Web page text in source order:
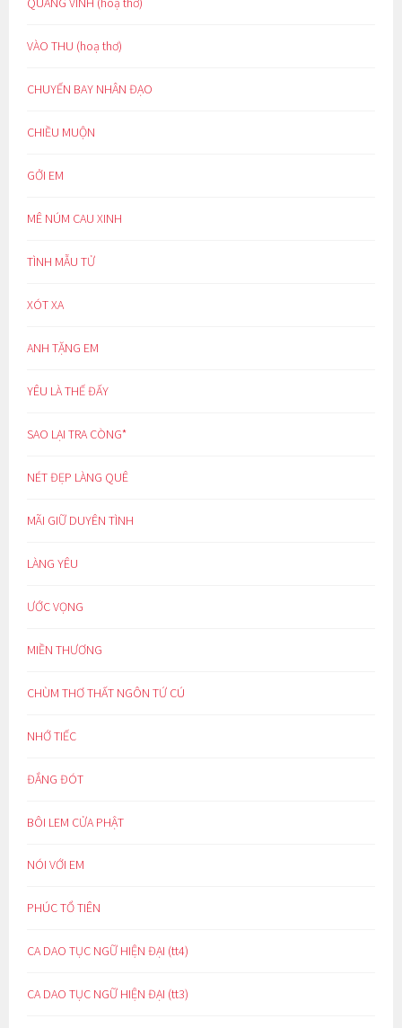
VÀO THU (hoạ thơ)
CHUYẾN BAY NHÂN ĐẠO
CHIỀU MUỘN
GỞI EM
MÊ NÚM CAU XINH
TÌNH MẪU TỬ
XÓT XA
ANH TẶNG EM
YÊU LÀ THẾ ĐẤY
SAO LẠI TRA CÒNG*
NÉT ĐẸP LÀNG QUÊ
MÃI GIỮ DUYÊN TÌNH
LÀNG YÊU
ƯỚC VỌNG
MIỀN THƯƠNG
CHÙM THƠ THẤT NGÔN TỨ CÚ
NHỚ TIẾC
ĐẮNG ĐÓT
BÔI LEM CỬA PHẬT
NÓI VỚI EM
PHÚC TỔ TIÊN
CA DAO TỤC NGỮ HIỆN ĐẠI (tt4)
CA DAO TỤC NGỮ HIỆN ĐẠI (tt3)